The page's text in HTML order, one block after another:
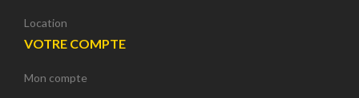
Location
VOTRE COMPTE
Mon compte